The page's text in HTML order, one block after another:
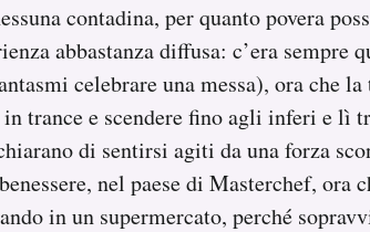
contadina, per quanto povera
abbastanza diffusa: c’era sempre
celebrare una messa), ora che
trance e scendere fino agli inferi e lì
di sentirsi agiti da una forza
nel paese di Masterchef, ora
in un supermercato, perché